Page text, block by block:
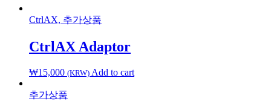
CtrlAX, 추가상품
CtrlAX Adaptor
₩15,000 (KRW) Add to cart
추가상품